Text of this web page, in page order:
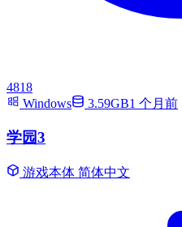
4818
Windows
3.59GB1 个月前
学园3
游戏本体 简体中文